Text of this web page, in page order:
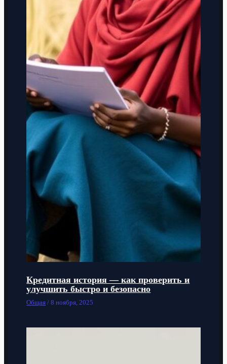
Кредитная история — как проверить и
улучшить быстро и безопасно
Общая /8 ноября, 2025